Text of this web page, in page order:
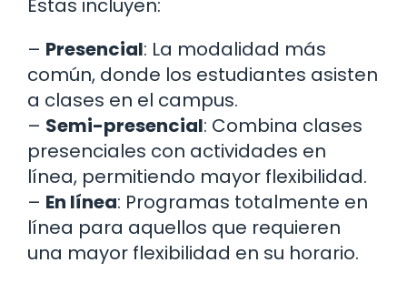
Estas incluyen:
– Presencial: La modalidad más
común, donde los estudiantes asisten
a clases en el campus.
– Semi-presencial: Combina clases
presenciales con actividades en
línea, permitiendo mayor flexibilidad.
– En línea: Programas totalmente en
línea para aquellos que requieren
una mayor flexibilidad en su horario.